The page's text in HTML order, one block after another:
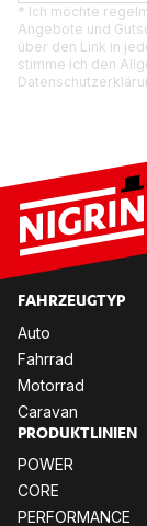
* Ich möchte
Angebote und
über den Link in
stimme ich den
FAHR­ZEUG­TYP
Auto
Fahr­rad
Mo­tor­rad
Ca­ra­van
PRO­DUKT­LI­NI­EN
POW­ER
CORE
PER­FOR­MANCE